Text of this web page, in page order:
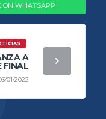
ON WHATSAPP
A
FINAL
01/2022